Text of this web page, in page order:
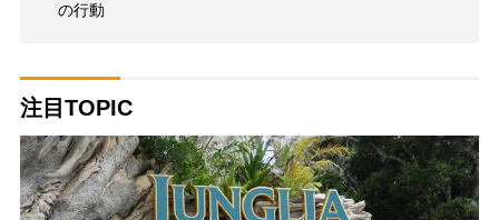
の行動
注目TOPIC